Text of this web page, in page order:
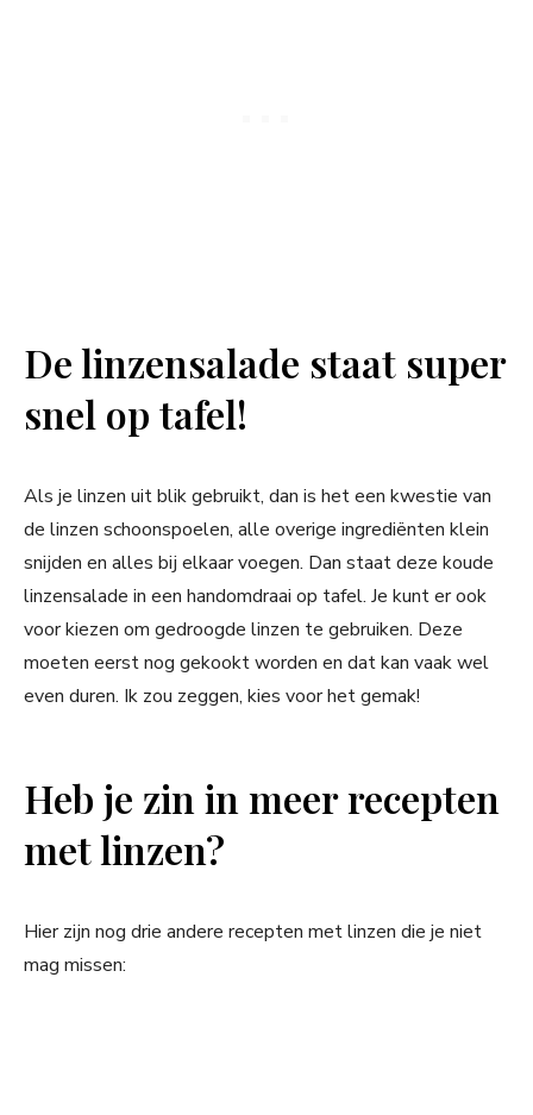
De linzensalade staat super
snel op tafel!
Als je linzen uit blik gebruikt, dan is het een kwestie van
de linzen schoonspoelen, alle overige ingrediënten klein
snijden en alles bij elkaar voegen. Dan staat deze koude
linzensalade in een handomdraai op tafel. Je kunt er ook
voor kiezen om gedroogde linzen te gebruiken. Deze
moeten eerst nog gekookt worden en dat kan vaak wel
even duren. Ik zou zeggen, kies voor het gemak!
Heb je zin in meer recepten
met linzen?
Hier zijn nog drie andere recepten met linzen die je niet
mag missen: